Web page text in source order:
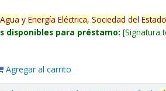
Agua y Energía Eléctrica, Sociedad delEstado
disponibles para préstamo: Signatura
Agregar al carrito